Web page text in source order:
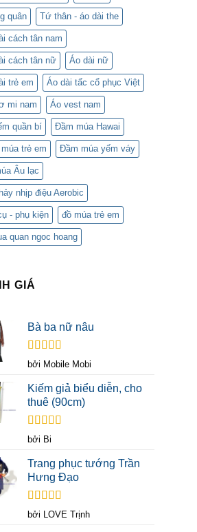
quân Tứ thân - áo dài the
cách tân nam
cách tân nữ Áo dài nữ
trẻ em Áo dài tấc cổ phục Việt
mi nam Áo vest nam
quần bí Đầm múa Hawai
trẻ em Đầm múa yếm váy
Âu lạc
nhịp điệu Aerobic
- phụ kiện đồ múa trẻ em
quan ngoc hoang
GIÁ
Bà ba nữ nâu
Được xếp
bởi Mobile Mobi
Kiếm giả biểu diễn, cho
thuê (90cm)
Được xếp
bởi Bi
Trang phục tướng Trần
Hưng Đạo
Được xếp
5 sao
bởi LOVE Trịnh